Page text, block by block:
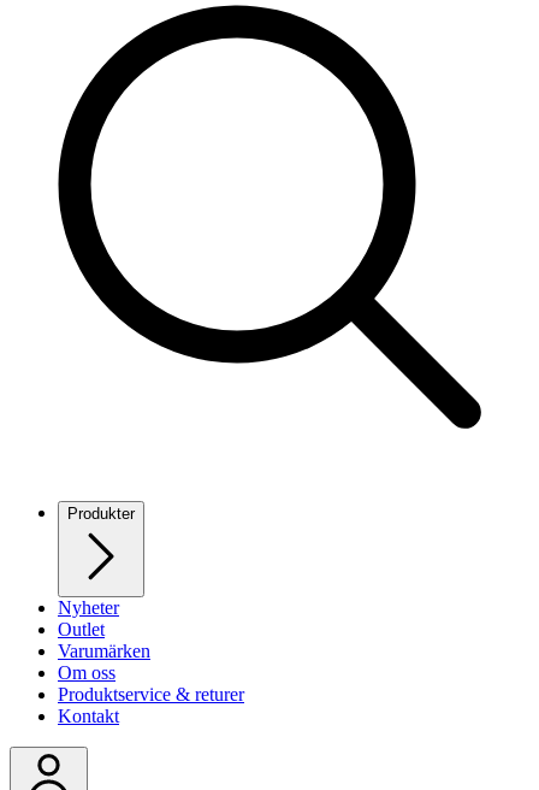
Produkter
Nyheter
Outlet
Varumärken
Om oss
Produktservice & returer
Kontakt